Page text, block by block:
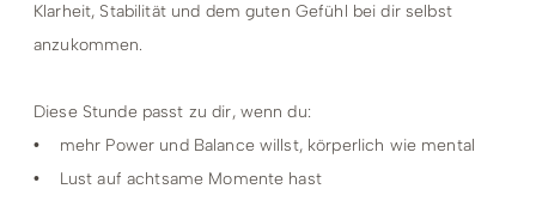
Klarheit, Stabilität und dem guten Gefühl bei dir selbst
anzukommen.
Diese Stunde passt zu dir, wenn du:
• mehr Power und Balance willst, körperlich wie mental
• Lust auf achtsame Momente hast